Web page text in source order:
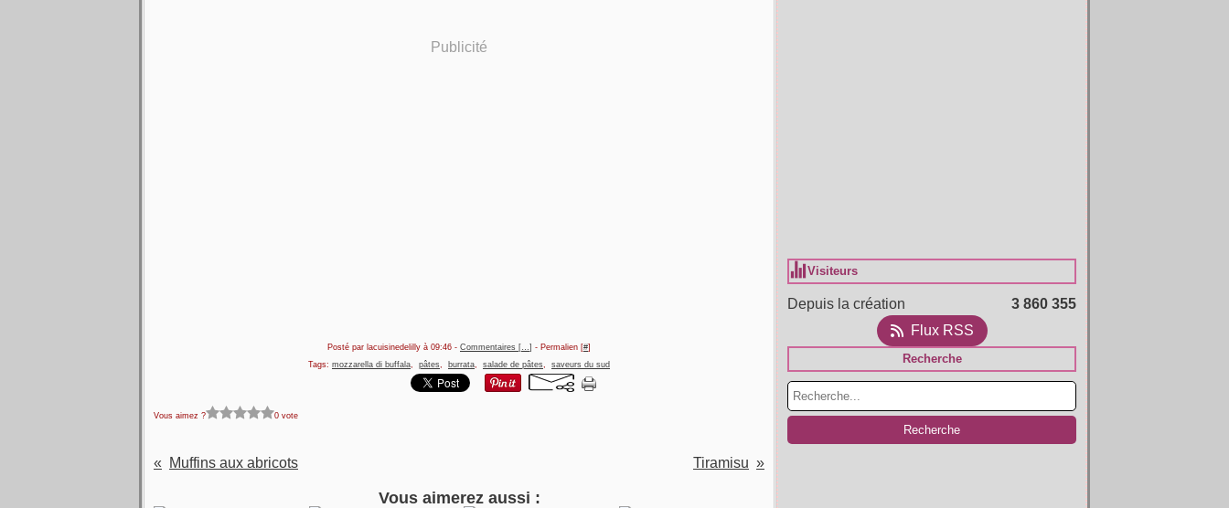
Publicité
Posté par lacuisinedelilly à 09:46 - Commentaires […] - Permalien [#]
Tags: mozzarella di buffala, pâtes, burrata, salade de pâtes, saveurs du sud
Vous aimez ? 0 vote
Muffins aux abricots Tiramisu
Vous aimerez aussi :
Visiteurs
Depuis la création
3 860 355
Flux RSS
Recherche